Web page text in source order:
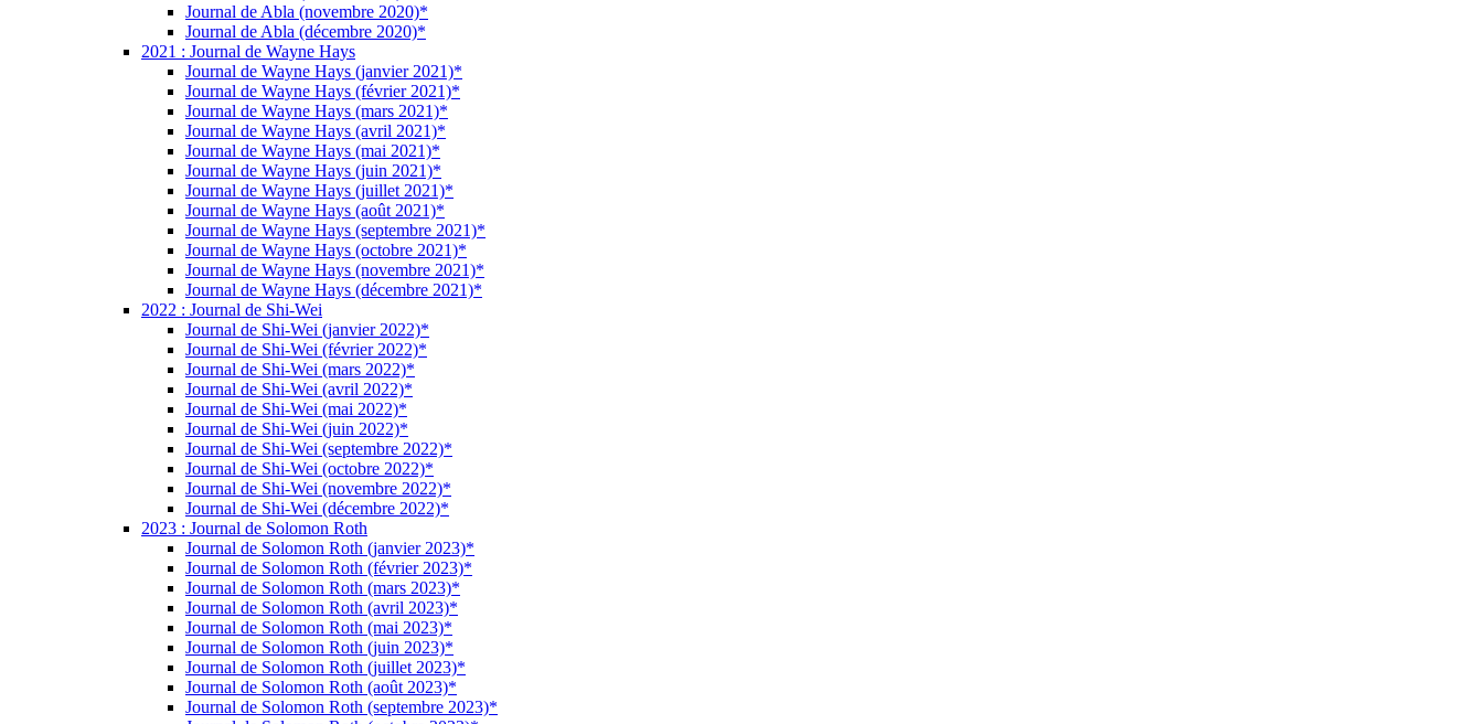
Journal de Abla (novembre 2020)*
Journal de Abla (décembre 2020)*
2021 : Journal de Wayne Hays
Journal de Wayne Hays (janvier 2021)*
Journal de Wayne Hays (février 2021)*
Journal de Wayne Hays (mars 2021)*
Journal de Wayne Hays (avril 2021)*
Journal de Wayne Hays (mai 2021)*
Journal de Wayne Hays (juin 2021)*
Journal de Wayne Hays (juillet 2021)*
Journal de Wayne Hays (août 2021)*
Journal de Wayne Hays (septembre 2021)*
Journal de Wayne Hays (octobre 2021)*
Journal de Wayne Hays (novembre 2021)*
Journal de Wayne Hays (décembre 2021)*
2022 : Journal de Shi-Wei
Journal de Shi-Wei (janvier 2022)*
Journal de Shi-Wei (février 2022)*
Journal de Shi-Wei (mars 2022)*
Journal de Shi-Wei (avril 2022)*
Journal de Shi-Wei (mai 2022)*
Journal de Shi-Wei (juin 2022)*
Journal de Shi-Wei (septembre 2022)*
Journal de Shi-Wei (octobre 2022)*
Journal de Shi-Wei (novembre 2022)*
Journal de Shi-Wei (décembre 2022)*
2023 : Journal de Solomon Roth
Journal de Solomon Roth (janvier 2023)*
Journal de Solomon Roth (février 2023)*
Journal de Solomon Roth (mars 2023)*
Journal de Solomon Roth (avril 2023)*
Journal de Solomon Roth (mai 2023)*
Journal de Solomon Roth (juin 2023)*
Journal de Solomon Roth (juillet 2023)*
Journal de Solomon Roth (août 2023)*
Journal de Solomon Roth (septembre 2023)*